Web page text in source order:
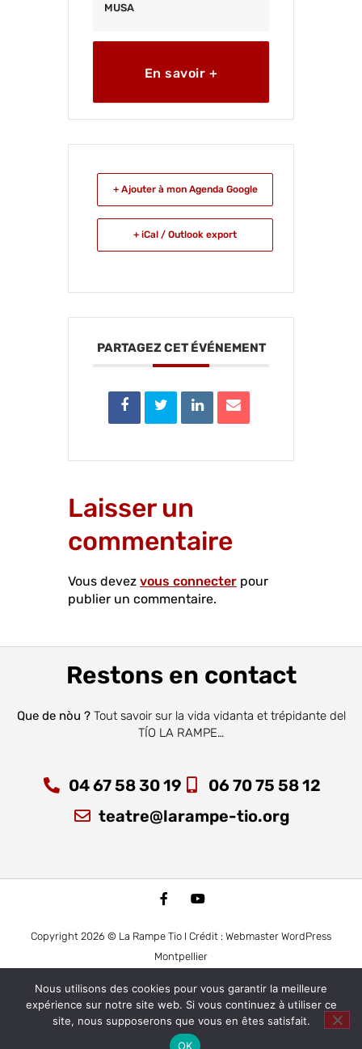
MUSA
En savoir +
+ Ajouter à mon Agenda Google
+ iCal / Outlook export
PARTAGEZ CET ÉVÉNEMENT
Laisser un
commentaire
Vous devez vous connecter pour
publier un commentaire.
Restons en contact
Que de nòu ?Tout savoir sur la vida vidanta et trépidante del
TÍO LA RAMPE…
04 67 58 30 19
06 70 75 58 12
teatre@larampe-tio.org
Copyright 2026 © La Rampe Tio I Crédit : Webmaster WordPress
Montpellier
Nous utilisons des cookies pour vous garantir la meilleure
expérience sur notre site web. Si vous continuez à utiliser ce
site, nous supposerons que vous en êtes satisfait.
OK